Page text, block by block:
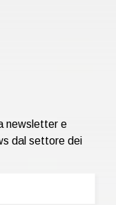
newsletter e
dal settore dei